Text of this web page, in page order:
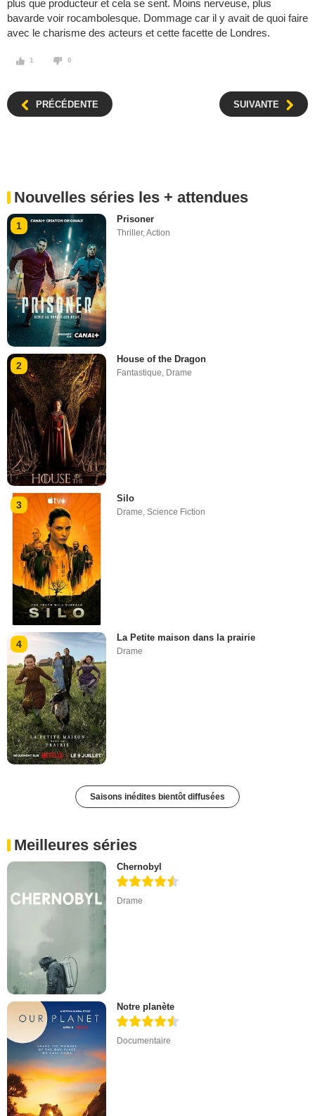
plus que producteur et cela se sent. Moins nerveuse, plus
bavarde voir rocambolesque. Dommage car il y avait de quoi faire
avec le charisme des acteurs et cette facette de Londres.
1 0
PRÉCÉDENTE SUIVANTE
Nouvelles séries les + attendues
1
Prisoner
Thriller,Action
2
House of the Dragon
Fantastique Drame
3
Silo
Drame,Science Fiction
4
La Petite maison dans la prairie
Drame
Saisons inédites bientôt diffusées
Meilleures séries
Chernobyl
Drame
Notre planète
Documentaire